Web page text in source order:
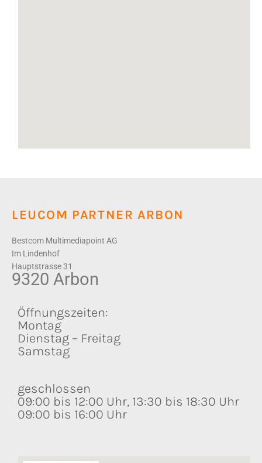
LEUCOM PARTNER ARBON
Bestcom Multimediapoint AG
Im Lindenhof
Hauptstrasse 31
9320 Arbon
Öffnungszeiten:
Montag
Dienstag – Freitag
Samstag
geschlossen
09:00 bis 12:00 Uhr, 13:30 bis 18:30 Uhr
09:00 bis 16:00 Uhr